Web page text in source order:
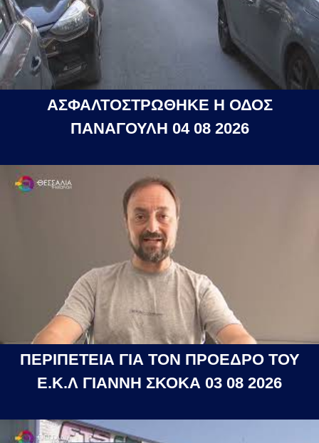
ΑΣΦΑΛΤΟΣΤΡΩΘΗΚΕ Η ΟΔΟΣ
ΠΑΝΑΓΟΥΛΗ 04 08 2026
ΠΕΡΙΠΕΤΕΙΑ ΓΙΑ ΤΟΝ ΠΡΟΕΔΡΟ ΤΟΥ
Ε.Κ.Λ ΓΙΑΝΝΗ ΣΚΟΚΑ 03 08 2026